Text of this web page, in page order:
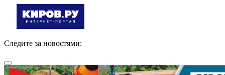
Следите за новостями: